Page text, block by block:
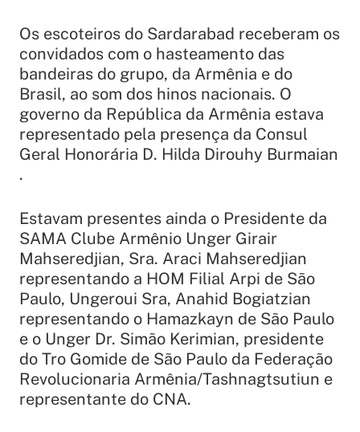
Os escoteiros do Sardarabad receberam os
convidados com o hasteamento das
bandeiras do grupo, da Armênia e do
Brasil, ao som dos hinos nacionais. O
governo da República da Armênia estava
representado pela presença da Consul
Geral Honorária D. Hilda Dirouhy Burmaian
.
Estavam presentes ainda o Presidente da
SAMA Clube Armênio Unger Girair
Mahseredjian, Sra. Araci Mahseredjian
representando a HOM Filial Arpi de São
Paulo, Ungeroui Sra, Anahid Bogiatzian
representando o Hamazkayn de São Paulo
e o Unger Dr. Simão Kerimian, presidente
do Tro Gomide de São Paulo da Federação
Revolucionaria Armênia/Tashnagtsutiun e
representante do CNA.